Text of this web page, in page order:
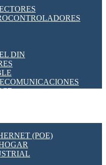
TC'S DE CORRIENTE
PROGRAMABLES
DIN
(POE)